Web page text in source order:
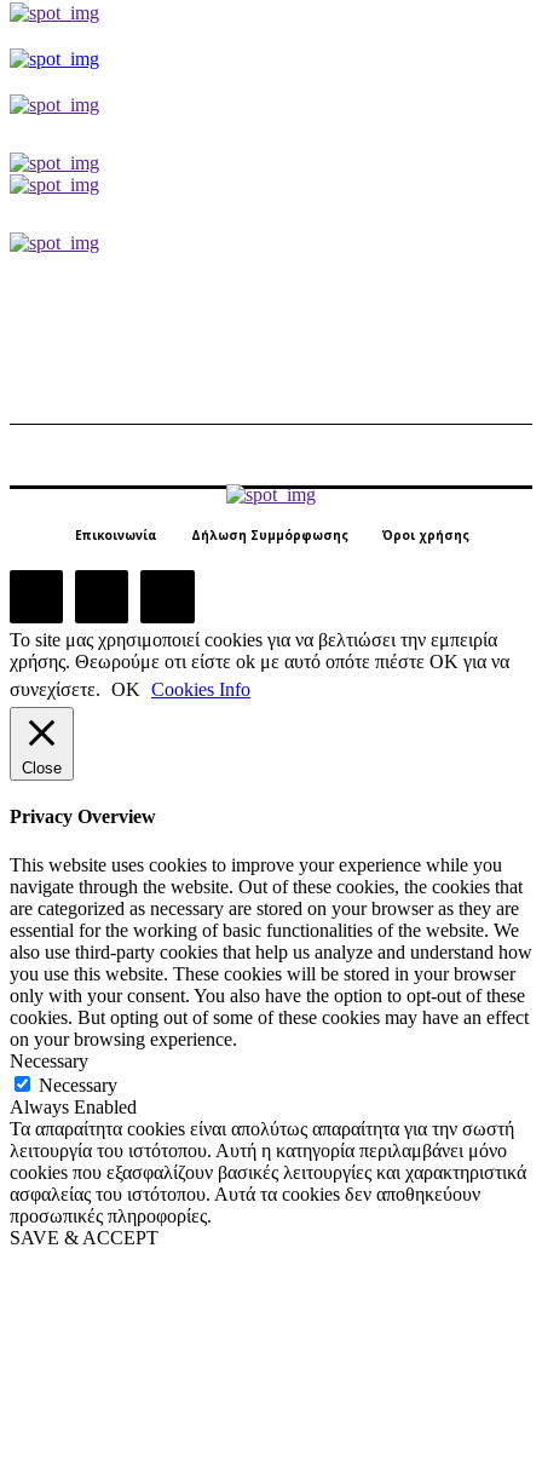
Επικοινωνία Δήλωση Συμμόρφωσης Όροι χρήσης
Το site μας χρησιμοποιεί cookies για να βελτιώσει την εμπειρία
χρήσης. Θεωρούμε οτι είστε ok με αυτό οπότε πιέστε ΟΚ για να
συνεχίσετε. ΟΚ Cookies Info
Close
Privacy Overview
This website uses cookies to improve your experience while you
navigate through the website. Out of these cookies, the cookies that
are categorized as necessary are stored on your browser as they are
essential for the working of basic functionalities of the website. We
also use third-party cookies that help us analyze and understand how
you use this website. These cookies will be stored in your browser
only with your consent. You also have the option to opt-out of these
cookies. But opting out of some of these cookies may have an effect
on your browsing experience.
Necessary
Necessary
Always Enabled
Τα απαραίτητα cookies είναι απολύτως απαραίτητα για την σωστή
λειτουργία του ιστότοπου. Αυτή η κατηγορία περιλαμβάνει μόνο
cookies που εξασφαλίζουν βασικές λειτουργίες και χαρακτηριστικά
ασφαλείας του ιστότοπου. Αυτά τα cookies δεν αποθηκεύουν
προσωπικές πληροφορίες.
SAVE & ACCEPT